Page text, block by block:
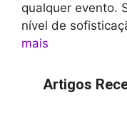
qualquer evento.
nível de
mais
Artigos